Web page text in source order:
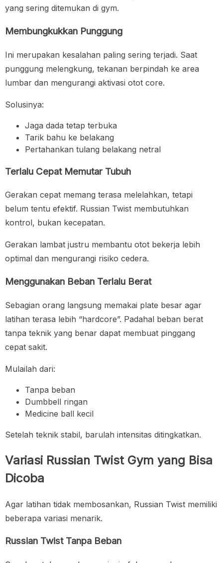
yang sering ditemukan di gym.
Membungkukkan Punggung
Ini merupakan kesalahan paling sering terjadi. Saat
punggung melengkung, tekanan berpindah ke area
lumbar dan mengurangi aktivasi otot core.
Solusinya:
Jaga dada tetap terbuka
Tarik bahu ke belakang
Pertahankan tulang belakang netral
Terlalu Cepat Memutar Tubuh
Gerakan cepat memang terasa melelahkan, tetapi
belum tentu efektif. Russian Twist membutuhkan
kontrol, bukan kecepatan.
Gerakan lambat justru membantu otot bekerja lebih
optimal dan mengurangi risiko cedera.
Menggunakan Beban Terlalu Berat
Sebagian orang langsung memakai plate besar agar
latihan terasa lebih “hardcore”. Padahal beban berat
tanpa teknik yang benar dapat membuat pinggang
cepat sakit.
Mulailah dari:
Tanpa beban
Dumbbell ringan
Medicine ball kecil
Setelah teknik stabil, barulah intensitas ditingkatkan.
Variasi Russian Twist Gym yang Bisa
Dicoba
Agar latihan tidak membosankan, Russian Twist memiliki
beberapa variasi menarik.
Russian Twist Tanpa Beban